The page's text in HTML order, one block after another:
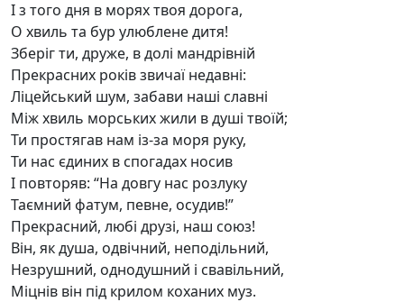
І з того дня в морях твоя дорога,
О хвиль та бур улюблене дитя!
Зберіг ти, друже, в долі мандрівній
Прекрасних років звичаї недавні:
Ліцейський шум, забави наші славні
Між хвиль морських жили в душі твоїй;
Ти простягав нам із-за моря руку,
Ти нас єдиних в спогадах носив
І повторяв: “На довгу нас розлуку
Таємний фатум, певне, осудив!”
Прекрасний, любі друзі, наш союз!
Він, як душа, одвічний, неподільний,
Незрушний, однодушний і свавільний,
Міцнів він під крилом коханих муз.